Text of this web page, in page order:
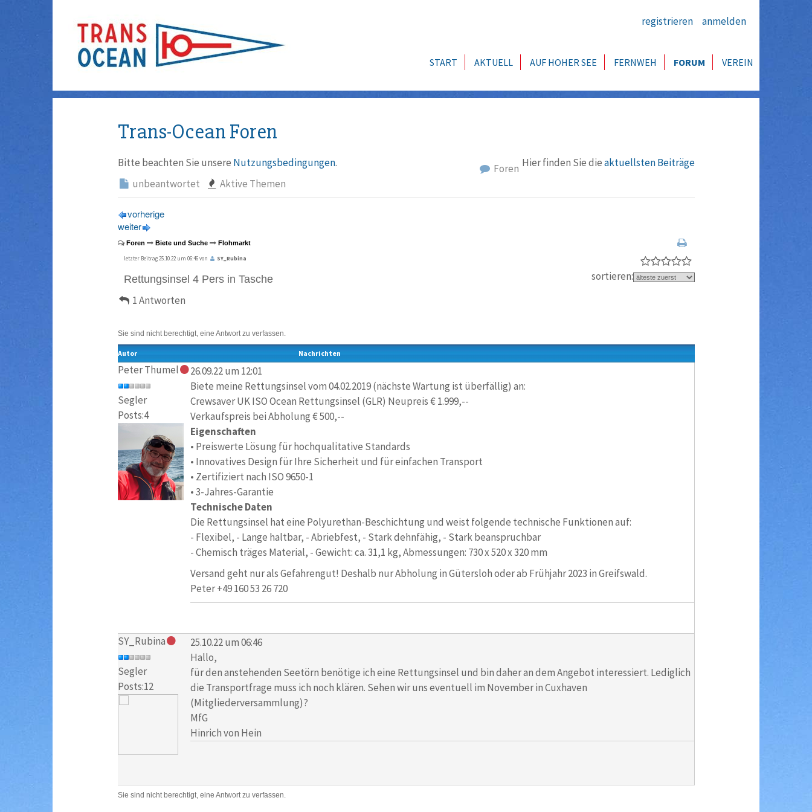
registrieren anmelden
START AKTUELL AUF HOHER SEE FERNWEH FORUM VEREIN
Trans-Ocean Foren
Bitte beachten Sie unsere Nutzungsbedingungen. Hier finden Sie dieaktuellsten Beiträge
Foren
unbeantwortet
Aktive Themen
vorherige
weiter
Foren Biete und Suche Flohmarkt
letzter Beitrag 25.10.22 um 06:46 von SY_Rubina
Rettungsinsel 4 Pers in Tasche
1 Antworten
sortieren:
Sie sind nicht berechtigt, eine Antwort zu verfassen.
Autor Nachrichten
Peter Thumel
Segler
Posts:4
26.09.22 um 12:01
Biete meine Rettungsinsel vom 04.02.2019 (nächste Wartung ist überfällig) an:
Crewsaver UK ISO Ocean Rettungsinsel (GLR) Neupreis € 1.999,--
Verkaufspreis bei Abholung € 500,--
Eigenschaften
• Preiswerte Lösung für hochqualitative Standards
• Innovatives Design für Ihre Sicherheit und für einfachen Transport
• Zertifiziert nach ISO 9650-1
• 3-Jahres-Garantie
Technische Daten
Die Rettungsinsel hat eine Polyurethan-Beschichtung und weist folgende technische Funktionen auf:
- Flexibel, - Lange haltbar, - Abriebfest, - Stark dehnfähig, - Stark beanspruchbar
- Chemisch träges Material, - Gewicht: ca. 31,1 kg, Abmessungen: 730 x 520 x 320 mm
Versand geht nur als Gefahrengut! Deshalb nur Abholung in Gütersloh oder ab Frühjahr 2023 in Greifswald.
Peter +49 160 53 26 720
SY_Rubina
Segler
Posts:12
25.10.22 um 06:46
Hallo,
für den anstehenden Seetörn benötige ich eine Rettungsinsel und bin daher an dem Angebot interessiert. Lediglich
die Transportfrage muss ich noch klären. Sehen wir uns eventuell im November in Cuxhaven
(Mitgliederversammlung)?
MfG
Hinrich von Hein
Sie sind nicht berechtigt, eine Antwort zu verfassen.